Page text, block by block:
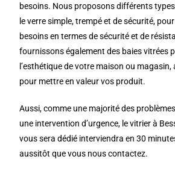
besoins. Nous proposons différents
le verre simple, trempé et de sécurité,
besoins en termes de sécurité et de
fournissons également des baies vitrées
l’esthétique de votre maison ou
pour mettre en valeur vos produit.
Aussi, comme une majorité des
une intervention d’urgence, le vitrier à
vous sera dédié interviendra en 30
aussitôt que vous nous contactez.